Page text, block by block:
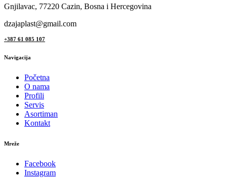
Gnjilavac, 77220 Cazin, Bosna i Hercegovina
dzajaplast@gmail.com
+387 61 085 107
Navigacija
Početna
O nama
Profili
Servis
Asortiman
Kontakt
Mreže
Facebook
Instagram